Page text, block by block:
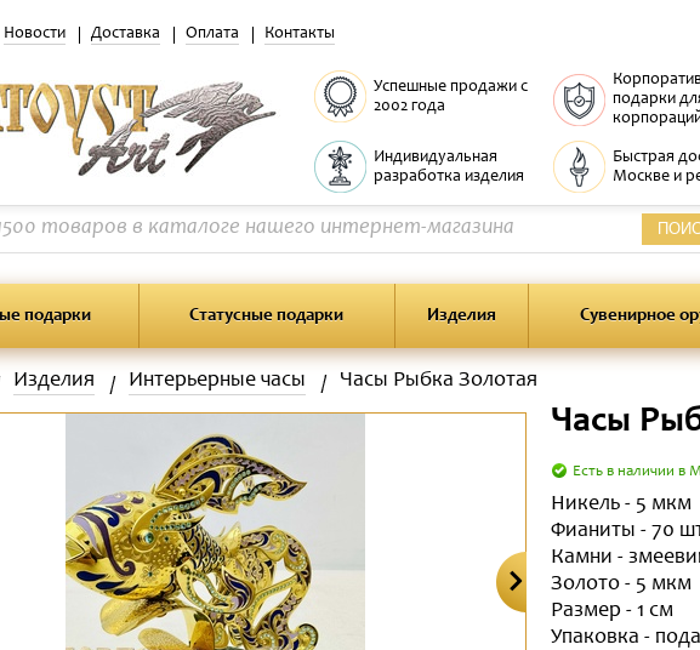
Новости Доставка Оплата Контакты
Успешные продажи с
2002 года
подарки
Индивидуальная
разработка изделия
Быстрая
Москве и
подарки Статусные подарки Изделия Сувенирное
Изделия Интерьерные часы Часы Рыбка Золотая
Часы
Есть в наличии в
Никель - 5 мкм
Фианиты - 70
Камни -
Золото - 5 мкм
Размер - 1 см
Упаковка -